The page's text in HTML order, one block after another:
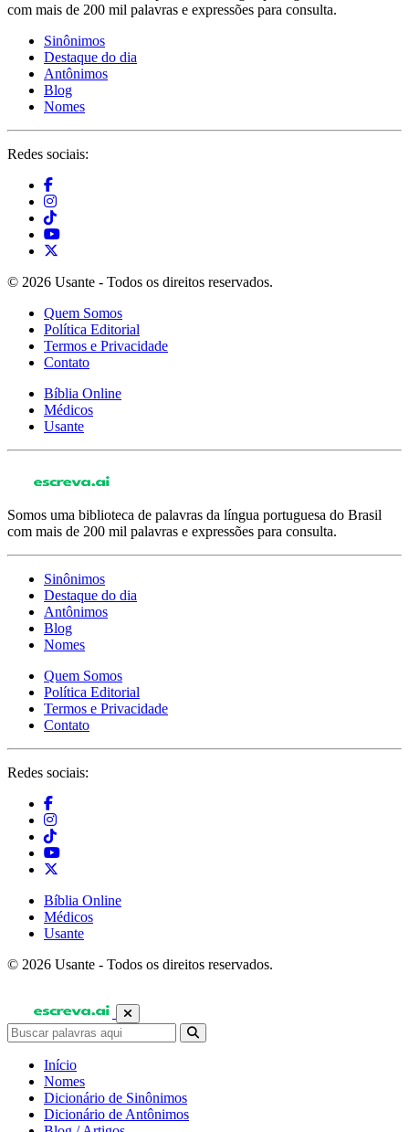
com mais de 200 mil palavras e expressões para consulta.
Sinônimos
Destaque do dia
Antônimos
Blog
Nomes
Redes sociais:
© 2026 Usante - Todos os direitos reservados.
Quem Somos
Política Editorial
Termos e Privacidade
Contato
Bíblia Online
Médicos
Usante
Somos uma biblioteca de palavras da língua portuguesa do Brasil
com mais de 200 mil palavras e expressões para consulta.
Sinônimos
Destaque do dia
Antônimos
Blog
Nomes
Quem Somos
Política Editorial
Termos e Privacidade
Contato
Redes sociais:
Bíblia Online
Médicos
Usante
© 2026 Usante - Todos os direitos reservados.
Início
Nomes
Dicionário de Sinônimos
Dicionário de Antônimos